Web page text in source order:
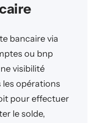
bancaire via
ou bnp
visibilité
opérations
pour effectuer
le solde,